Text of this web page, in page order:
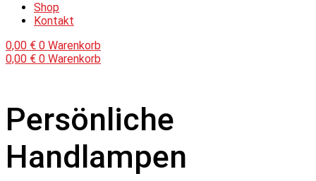
Shop
Kontakt
0,00 € 0 Warenkorb
0,00 € 0 Warenkorb
Persönliche
Handlampen